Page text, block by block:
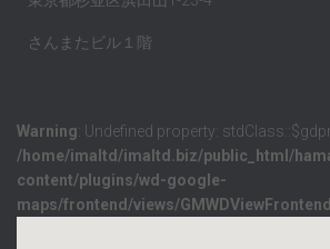
さんまたビル１階
Warning: Undefined property:
/home/imaltd/imaltd.biz/public_html/
content/plugins/wd-google-
maps/frontend/views/